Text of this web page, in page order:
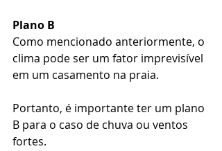
Plano B
Como mencionado anteriormente, o
clima pode ser um fator imprevisível
em um casamento na praia.
Portanto, é importante ter um plano
B para o caso de chuva ou ventos
fortes.